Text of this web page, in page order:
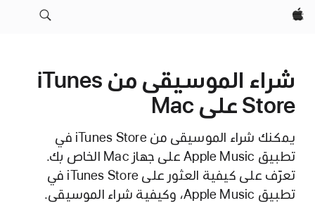
Apple‏
شراء الموسيقى من iTunes
Store على Mac
يمكنك شراء الموسيقى من iTunes Store في
تطبيق Apple Music على جهاز Mac الخاص بك.
تعرّف على كيفية العثور على iTunes Store في
تطبيق Apple Music، وكيفية شراء الموسيقى.